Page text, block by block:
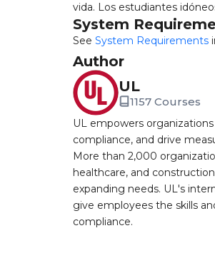
vida. Los estudiantes
System
See System Requirements
Author
UL
1157 Courses
UL empowers
compliance, and drive
More than 2,000
healthcare, and
expanding needs. UL's
give employees the skills
compliance.